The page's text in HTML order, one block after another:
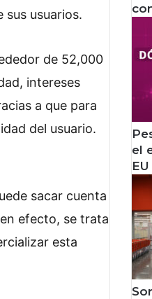
usuarios.
de 52,000
intereses
a que para
del usuario.
sacar cuenta
efecto, se trata
esta
el
EU